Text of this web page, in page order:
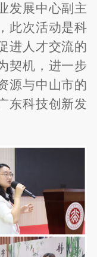
发展中心副主
此次活动是科
进人才交流的
契机，进一步
源与中山市的
东科技创新发